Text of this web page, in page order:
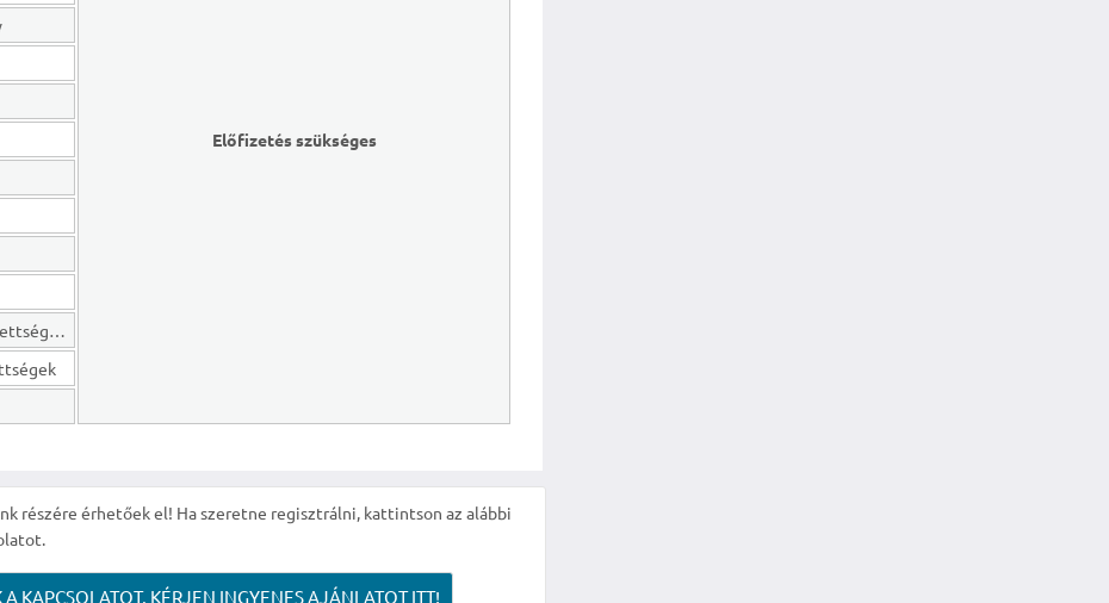
Előfizetés szükséges
Hosszú lejáratú kötelezettségek
részére érhetőek el! Ha szeretne regisztrálni, kattintson az alábbi
KAPCSOLATOT, KÉRJEN INGYENES AJÁNLATOT ITT!